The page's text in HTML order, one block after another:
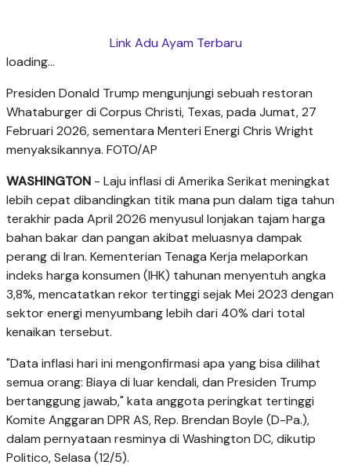
Link Adu Ayam Terbaru
loading...
Presiden Donald Trump mengunjungi sebuah restoran
Whataburger di Corpus Christi, Texas, pada Jumat, 27
Februari 2026, sementara Menteri Energi Chris Wright
menyaksikannya. FOTO/AP
WASHINGTON - Laju inflasi di Amerika Serikat meningkat
lebih cepat dibandingkan titik mana pun dalam tiga tahun
terakhir pada April 2026 menyusul lonjakan tajam harga
bahan bakar dan pangan akibat meluasnya dampak
perang di Iran. Kementerian Tenaga Kerja melaporkan
indeks harga konsumen (IHK) tahunan menyentuh angka
3,8%, mencatatkan rekor tertinggi sejak Mei 2023 dengan
sektor energi menyumbang lebih dari 40% dari total
kenaikan tersebut.
"Data inflasi hari ini mengonfirmasi apa yang bisa dilihat
semua orang: Biaya di luar kendali, dan Presiden Trump
bertanggung jawab," kata anggota peringkat tertinggi
Komite Anggaran DPR AS, Rep. Brendan Boyle (D-Pa.),
dalam pernyataan resminya di Washington DC, dikutip
Politico, Selasa (12/5).